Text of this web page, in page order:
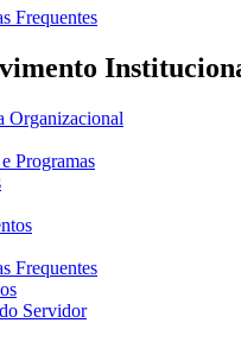
Frequentes
Organizacional
Programas
Frequentes
Servidor